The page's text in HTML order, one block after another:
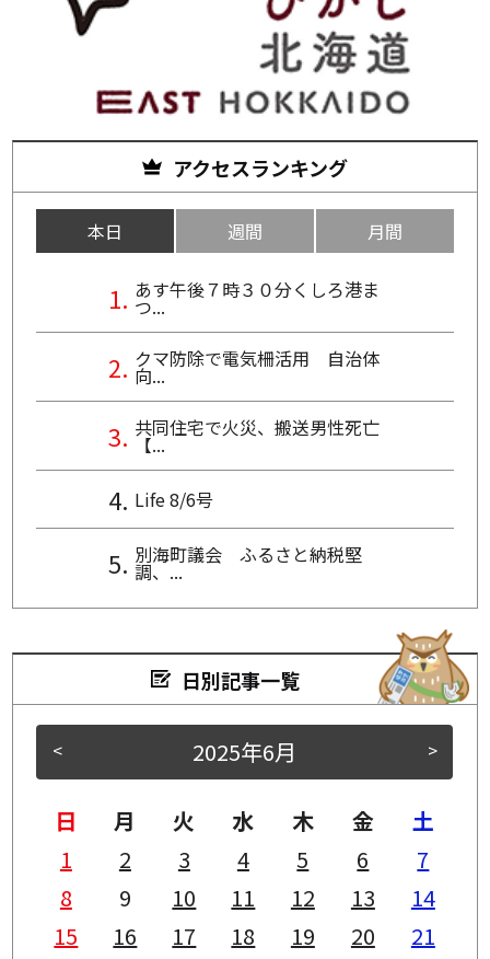
アクセスランキング
本日 週間 月間
あす午後７時３０分くしろ港ま
つ...
クマ防除で電気柵活用 自治体
向...
共同住宅で火災、搬送男性死亡
【...
Life 8/6号
別海町議会 ふるさと納税堅
調、...
日別記事一覧
< >
2025年6月
日 月 火 水 木 金
土
1
2 3 4 5 6
7
8
9 10 11 12 13
14
15
16 17 18 19 20
21